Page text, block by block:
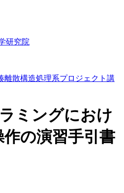
研究院
離散構造処理系プロジェクト講
ミングにおけ
の演習手引書